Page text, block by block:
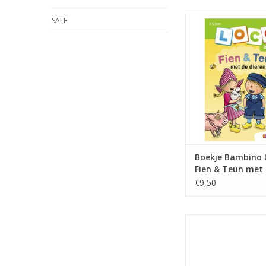
SALE
Boekje Bambino
Teun met de
TOEVOEGEN AAN
Boekje Bambino
Fien & Teun met
dieren
€9,50